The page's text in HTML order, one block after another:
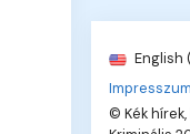
English
Impresszum
© Kék